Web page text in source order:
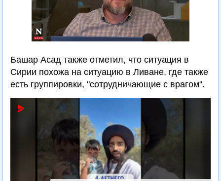
Башар Асад также отметил, что ситуация в
Сирии похожа на ситуацию в Ливане, где также
есть группировки, "сотрудничающие с врагом".